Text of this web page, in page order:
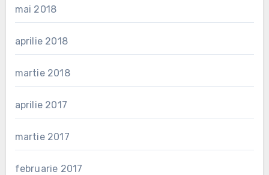
mai 2018
aprilie 2018
martie 2018
aprilie 2017
martie 2017
februarie 2017